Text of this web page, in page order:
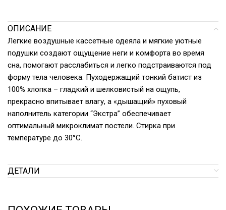
ОПИСАНИЕ
Легкие воздушные кассетные одеяла и мягкие уютные
подушки создают ощущение неги и комфорта во время
сна, помогают расслабиться и легко подстраиваются под
форму тела человека. Пуходержащий тонкий батист из
100% хлопка – гладкий и шелковистый на ощупь,
прекрасно впитывает влагу, а «дышащий» пуховый
наполнитель категории “Экстра” обеспечивает
оптимальный микроклимат постели. Стирка при
температуре до 30°С.
ДЕТАЛИ